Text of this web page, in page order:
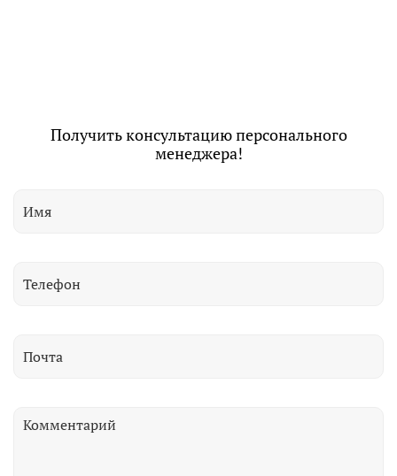
Получить консультацию персонального
менеджера!